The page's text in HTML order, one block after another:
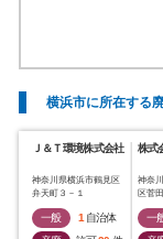
横浜市に所在する
Ｊ＆Ｔ環境株式会社
神奈川県横浜市鶴見区
弁天町３－１
一般 1 自治体
株式
神奈
区菅
一